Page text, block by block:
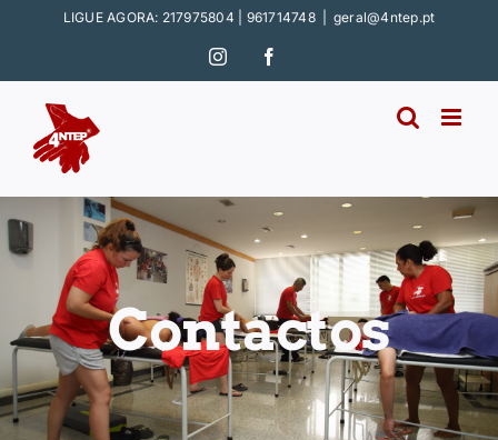
LIGUE AGORA: 217975804 | 961714748 geral@4ntep.pt
Instagram
Contactos